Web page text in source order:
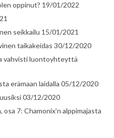
oppinut? 19/01/2022
seikkailu 15/01/2021
taikakeidas 30/12/2020
vahvisti luontoyhteyttä
erämaan laidalla 05/12/2020
03/12/2020
7: Chamonix’n alppimajasta